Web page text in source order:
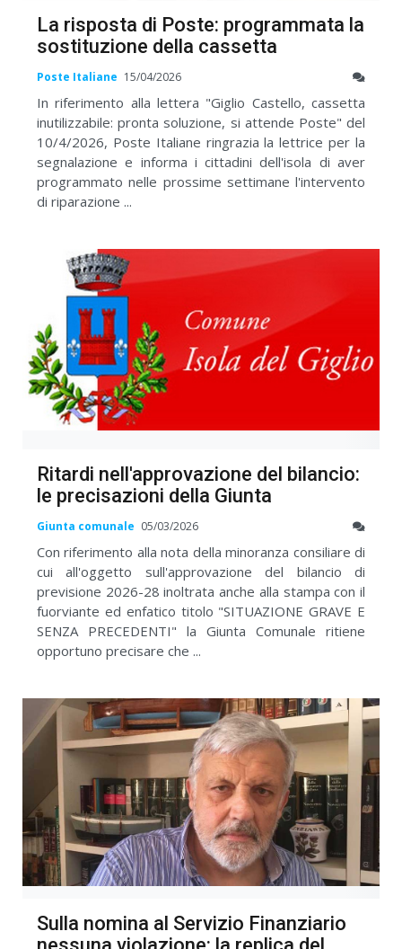
La risposta di Poste: programmata la
sostituzione della cassetta
Poste Italiane 15/04/2026
In riferimento alla lettera "Giglio Castello, cassetta
inutilizzabile: pronta soluzione, si attende Poste" del
10/4/2026, Poste Italiane ringrazia la lettrice per la
segnalazione e informa i cittadini dell'isola di aver
programmato nelle prossime settimane l'intervento
di riparazione ...
Ritardi nell'approvazione del bilancio:
le precisazioni della Giunta
Giunta comunale 05/03/2026
Con riferimento alla nota della minoranza consiliare di
cui all'oggetto sull'approvazione del bilancio di
previsione 2026-28 inoltrata anche alla stampa con il
fuorviante ed enfatico titolo "SITUAZIONE GRAVE E
SENZA PRECEDENTI" la Giunta Comunale ritiene
opportuno precisare che ...
Sulla nomina al Servizio Finanziario